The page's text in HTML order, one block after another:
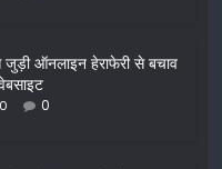
जुड़ी ऑनलाइन हेराफेरी से बचाव
0